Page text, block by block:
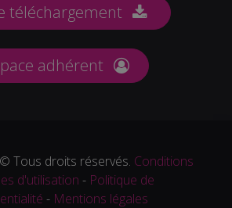
téléchargement
adhérent
Tous droits réservés. Conditions
d'utilisation - Politique de
- Mentions légales